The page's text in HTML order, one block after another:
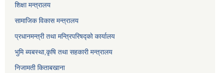
शिक्षा मन्त्रालय
सामाजिक विकास मन्त्रालय
प्रधानमन्त्री तथा मन्त्रिपरिषद्को कार्यालय
भुमि ब्यबस्था,कृषि तथा सहकारी मन्त्रालय
निजामती किताबखाना